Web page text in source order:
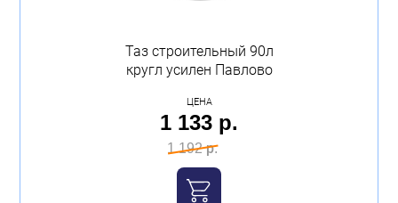
Таз строительный 90л
кругл усилен Павлово
ЦЕНА
1 133 р.
1 192 р.